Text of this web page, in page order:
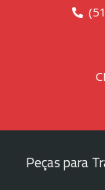
Peças para